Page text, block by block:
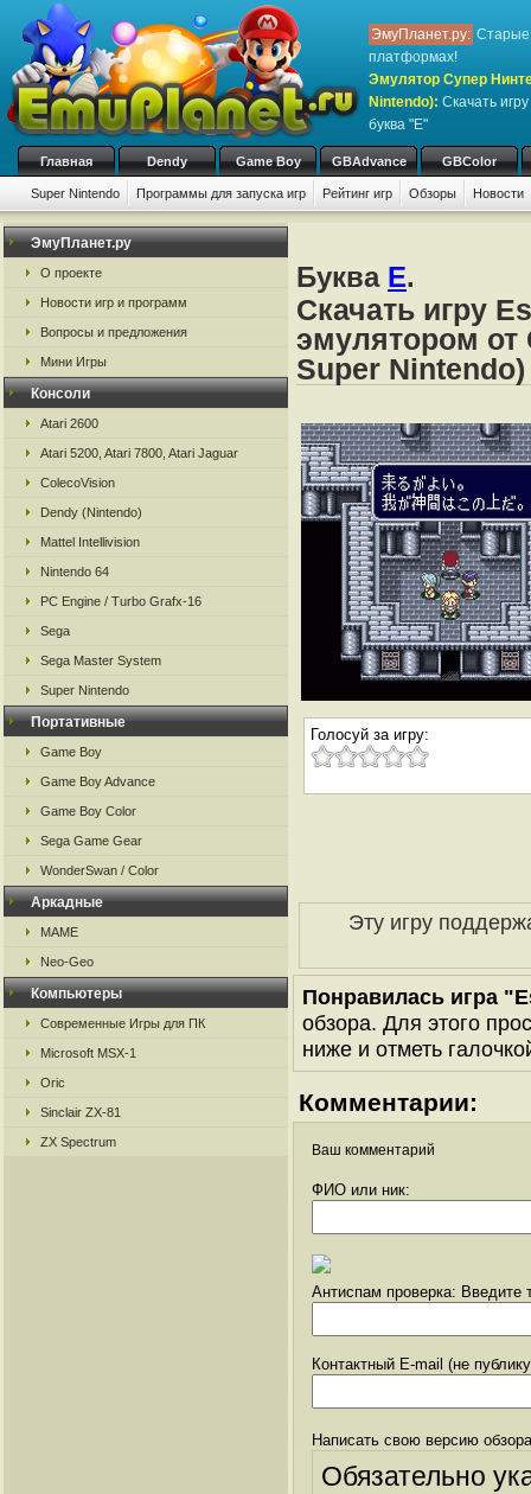
ЭмуПланет.ру: Старые
платформах!
Эмулятор Супер
Nintendo): Скачать игру
буква "E"
Главная Dendy Game Boy GBAdvance GBColor
Super Nintendo Программы для запуска игр Рейтинг игр Обзоры Новости
Игры: # A B C D E F G H I
ЭмуПланет.ру
О проекте
Новости игр и программ
Вопросы и предложения
Мини Игры
Консоли
Atari 2600
Atari 5200, Atari 7800, Atari Jaguar
ColecoVision
Dendy (Nintendo)
Mattel Intellivision
Nintendo 64
PC Engine / Turbo Grafx-16
Sega
Sega Master System
Super Nintendo
Портативные
Game Boy
Game Boy Advance
Game Boy Color
Sega Game Gear
WonderSwan / Color
Аркадные
MAME
Neo-Geo
Компьютеры
Современные Игры для ПК
Microsoft MSX-1
Oric
Sinclair ZX-81
ZX Spectrum
Буква E.
Скачать игру
эмулятором от
Super Nintendo)
Голосуй за игру:
Эту игру
Понравилась игра
обзора. Для этого
ниже и отметь
Комментарии:
Ваш комментарий
ФИО или ник:
Антиспам проверка: Введите
Контактный E-mail (не
Написать свою версию
Обязательно